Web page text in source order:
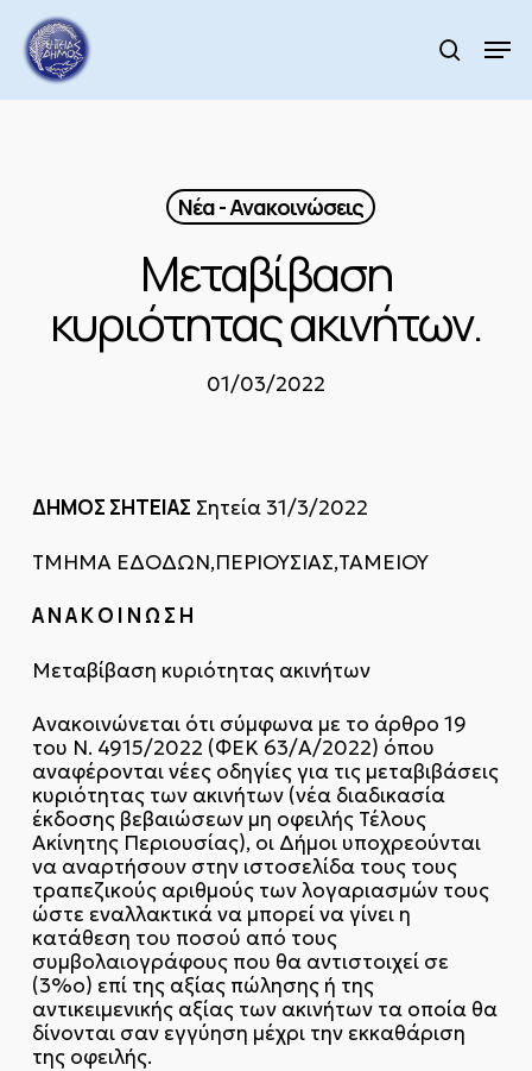
main
content
search
Νέα - Ανακοινώσεις
Μεταβίβαση
κυριότητας ακινήτων.
01/03/2022
ΔΗΜΟΣ ΣΗΤΕΙΑΣ Σητεία 31/3/2022
ΤΜΗΜΑ ΕΔΟΔΩΝ,ΠΕΡΙΟΥΣΙΑΣ,ΤΑΜΕΙΟΥ
Α Ν Α Κ Ο Ι Ν Ω Σ Η
Μεταβίβαση κυριότητας ακινήτων
Ανακοινώνεται ότι σύμφωνα με το άρθρο 19
του Ν. 4915/2022 (ΦΕΚ 63/Α/2022) όπου
αναφέρονται νέες οδηγίες για τις μεταβιβάσεις
κυριότητας των ακινήτων (νέα διαδικασία
έκδοσης βεβαιώσεων μη οφειλής Τέλους
Ακίνητης Περιουσίας), οι Δήμοι υποχρεούνται
να αναρτήσουν στην ιστοσελίδα τους τους
τραπεζικούς αριθμούς των λογαριασμών τους
ώστε εναλλακτικά να μπορεί να γίνει η
κατάθεση του ποσού από τους
συμβολαιογράφους που θα αντιστοιχεί σε
(3%ο) επί της αξίας πώλησης ή της
αντικειμενικής αξίας των ακινήτων τα οποία θα
δίνονται σαν εγγύηση μέχρι την εκκαθάριση
της οφειλής.
Menu